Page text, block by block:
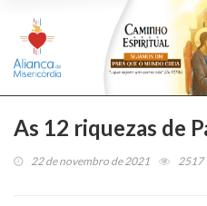
As 12 riquezas de
22 de novembro de 2021 2517